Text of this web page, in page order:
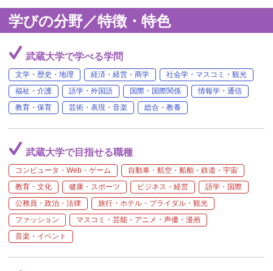
学びの分野／特徴・特色
武蔵大学で学べる学問
文学・歴史・地理 経済・経営・商学
社会学・マスコミ・観光
福祉・介護
語学・外国語 国際・国際関係
情報学・通信
教育・保育
芸術・表現・音楽 総合・教養
武蔵大学で目指せる職種
コンピュータ・Web・ゲーム
自動車・航空・船舶・鉄道・宇宙
教育・文化
健康・スポーツ ビジネス・経営
語学・国際
公務員・政治・法律
旅行・ホテル・ブライダル・観光
ファッション
マスコミ・芸能・アニメ・声優・漫画
音楽・イベント